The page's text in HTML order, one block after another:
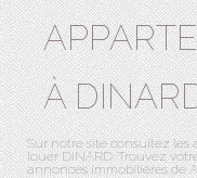
À
Sur notre site consultez
louer DINARD. Trouvez
annonces immobilières de